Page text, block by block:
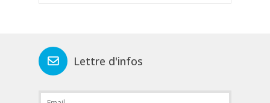
Lettre d'infos